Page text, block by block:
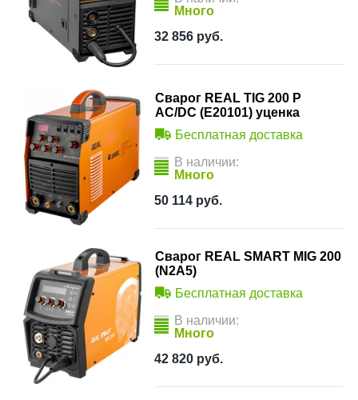
Много
32 856 руб.
Сварог REAL TIG 200 P
AC/DC (E20101) уценка
Бесплатная доставка
В наличии:
Много
50 114 руб.
Сварог REAL SMART MIG 200
(N2A5)
Бесплатная доставка
В наличии:
Много
42 820 руб.